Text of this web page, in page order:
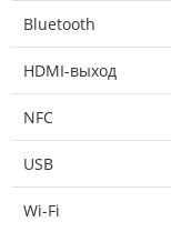
Bluetooth
HDMI-выход
NFC
USB
Wi-Fi